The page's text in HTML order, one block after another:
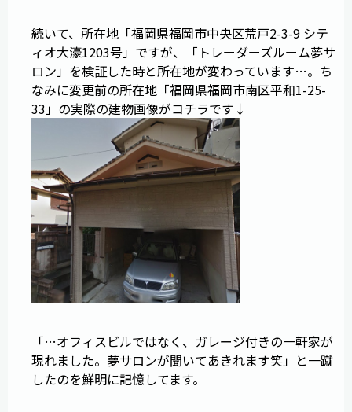
続いて、所在地「福岡県福岡市中央区荒戸2-3-9 シテ
ィオ大濠1203号」ですが、「トレーダーズルーム夢サ
ロン」を検証した時と所在地が変わっています…。ち
なみに変更前の所在地「福岡県福岡市南区平和1-25-
33」の実際の建物画像がコチラです↓
「…オフィスビルではなく、ガレージ付きの一軒家が
現れました。夢サロンが聞いてあきれます笑」と一蹴
したのを鮮明に記憶してます。